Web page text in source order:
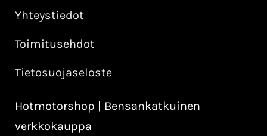
Yhteystiedot
Toimitusehdot
Tietosuojaseloste
Hotmotorshop | Bensankatkuinen
verkkokauppa